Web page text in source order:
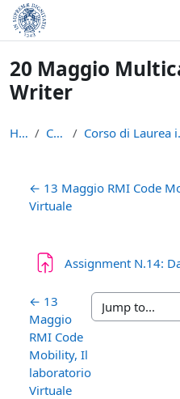
Skip to main content
20 Maggio
Writer
Home Courses
Section outline
← 13 Maggio RMI Code
Virtuale
Assignment N.14:
← 13
Maggio
RMI Code
Mobility, Il
laboratorio
Virtuale